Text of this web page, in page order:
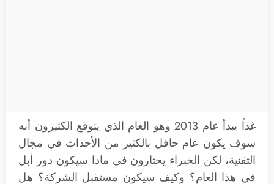
غداً يبدأ عام 2013 وهو العام الذي يتوقع الكثيرون أنه
سوف يكون عام حافل بالكثير من الأحداث في مجال
التقنية، لكن الخبراء يحتارون في ماذا سيكون دور أبل
في هذا العام؟ وكيف سيكون مستقبل الشركة؟ هل